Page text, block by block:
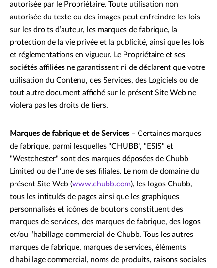
autorisée par le Propriétaire. Toute utilisation non
autorisée du texte ou des images peut enfreindre les lois
sur les droits d’auteur, les marques de fabrique, la
protection de la vie privée et la publicité, ainsi que les lois
et réglementations en vigueur. Le Propriétaire et ses
sociétés affiliées ne garantissent ni de déclarent que votre
utilisation du Contenu, des Services, des Logiciels ou de
tout autre document affiché sur le présent Site Web ne
violera pas les droits de tiers.
Marques de fabrique et de Services – Certaines marques
de fabrique, parmi lesquelles "CHUBB", "ESIS" et
"Westchester" sont des marques déposées de Chubb
Limited ou de l’une de ses filiales. Le nom de domaine du
présent Site Web (www.chubb.com), les logos Chubb,
tous les intitulés de pages ainsi que les graphiques
personnalisés et icônes de boutons constituent des
marques de services, des marques de fabrique, des logos
et/ou l’habillage commercial de Chubb. Tous les autres
marques de fabrique, marques de services, éléments
d’habillage commercial, noms de produits, raisons sociales